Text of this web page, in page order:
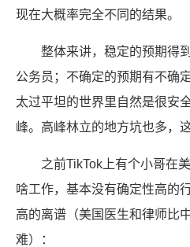
现在大概率完全不同的结果。
整体来讲，稳定的预期得
公务员；不确定的预期有不确
太过平坦的世界里自然是很安
峰。高峰林立的地方坑也多，
之前TikTok上有个小哥在
啥工作，基本没有确定性高的
高的离谱（美国医生和律师比
难）：